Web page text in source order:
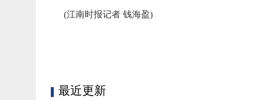
(江南时报记者 钱海盈)
最近更新